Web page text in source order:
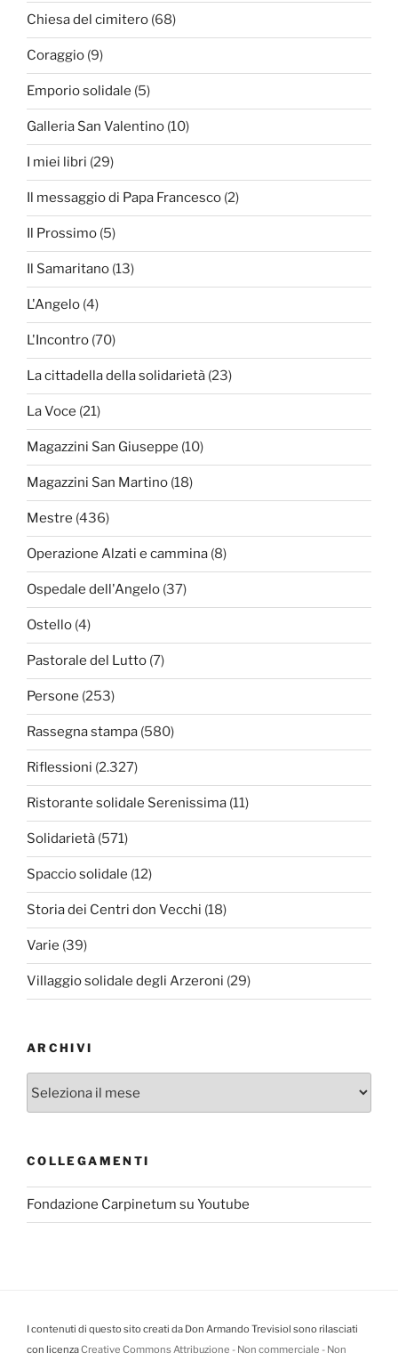
Chiesa del cimitero (68)
Coraggio (9)
Emporio solidale (5)
Galleria San Valentino (10)
I miei libri (29)
Il messaggio di Papa Francesco (2)
Il Prossimo (5)
Il Samaritano (13)
L'Angelo (4)
L'Incontro (70)
La cittadella della solidarietà (23)
La Voce (21)
Magazzini San Giuseppe (10)
Magazzini San Martino (18)
Mestre (436)
Operazione Alzati e cammina (8)
Ospedale dell'Angelo (37)
Ostello (4)
Pastorale del Lutto (7)
Persone (253)
Rassegna stampa (580)
Riflessioni (2.327)
Ristorante solidale Serenissima (11)
Solidarietà (571)
Spaccio solidale (12)
Storia dei Centri don Vecchi (18)
Varie (39)
Villaggio solidale degli Arzeroni (29)
ARCHIVI
Archivi
COLLEGAMENTI
Fondazione Carpinetum su Youtube
I contenuti di questo sito creati da Don Armando Trevisiol sono rilasciati
con licenzaCreative Commons Attribuzione - Non commerciale - Non